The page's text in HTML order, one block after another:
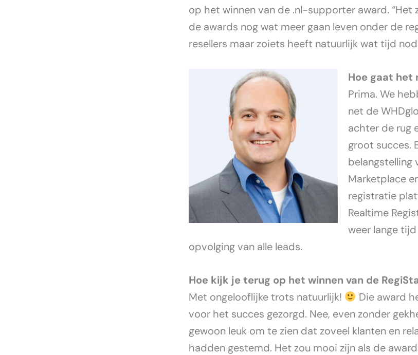
op het winnen van de .nl-supporter award. “Het
de awards nog wat meer gaan leven onder de
resellers maar zoiets heeft natuurlijk wat tijd
Hoe gaat het
Prima. We
net de
achter de rug
groot succes.
belangstelling
Marketplace
registratie
Realtime
weer lange
opvolging van alle leads.
Hoe kijk je terug op het winnen van de
Met ongelooflijke trots natuurlijk!
Die award
voor het succes gezorgd. Nee, even zonder
gewoon leuk om te zien dat zoveel klanten en
hadden gestemd. Het zou mooi zijn als de